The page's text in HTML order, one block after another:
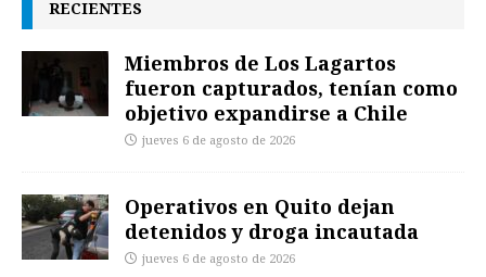
RECIENTES
Miembros de Los Lagartos
fueron capturados, tenían como
objetivo expandirse a Chile
jueves 6 de agosto de 2026
Operativos en Quito dejan
detenidos y droga incautada
jueves 6 de agosto de 2026